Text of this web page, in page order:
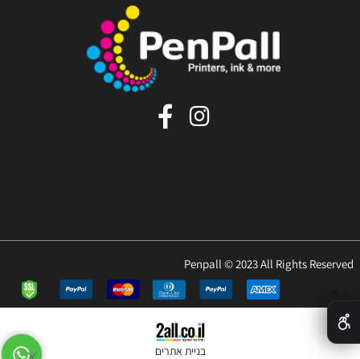
Penpall © 2023 All Rights Reserved
בניית אתרים